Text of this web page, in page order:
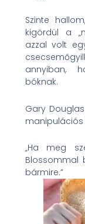
Szinte
kigördül a
azzal volt
annyiban,
bóknak.
Gary
manipulációs
„Ha meg
Blossommal
bármire.”